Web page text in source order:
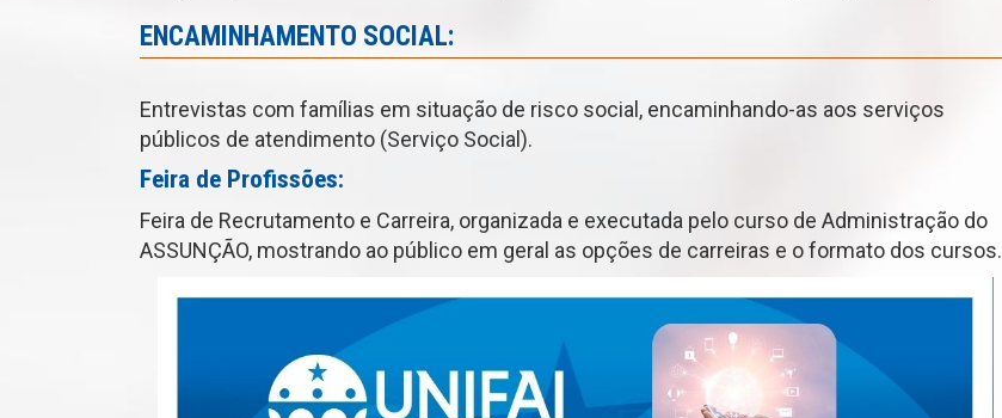
ENCAMINHAMENTO SOCIAL:
Entrevistas com famílias em situação de risco social, encaminhando-as aos serviços
públicos de atendimento (Serviço Social).
Feira de Profissões:
Feira de Recrutamento e Carreira, organizada e executada pelo curso de Administração do
ASSUNÇÃO, mostrando ao público em geral as opções de carreiras e o formato dos cursos.